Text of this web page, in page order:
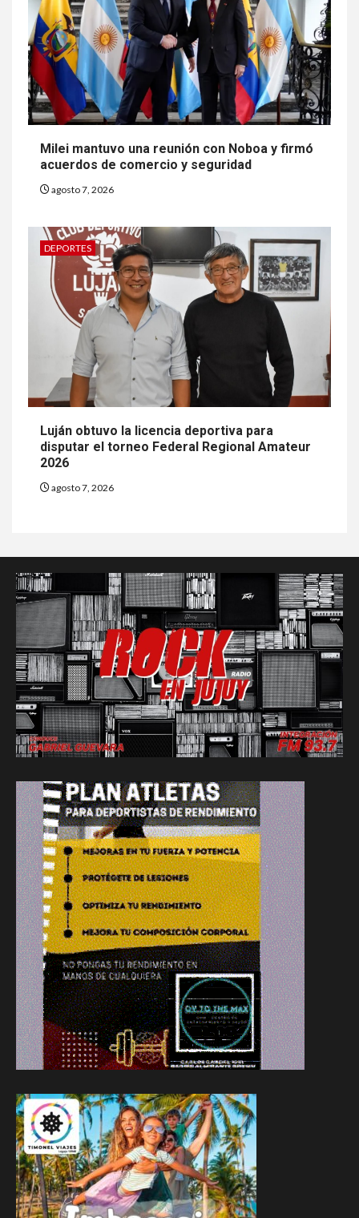
Milei mantuvo una reunión con Noboa y firmó
acuerdos de comercio y seguridad
agosto 7, 2026
DEPORTES
Luján obtuvo la licencia deportiva para
disputar el torneo Federal Regional Amateur
2026
agosto 7, 2026